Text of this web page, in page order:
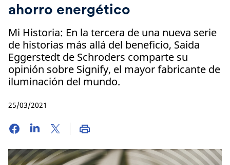
ahorro energético
Mi Historia: En la tercera de una nueva serie
de historias más allá del beneficio, Saida
Eggerstedt de Schroders comparte su
opinión sobre Signify, el mayor fabricante de
iluminación del mundo.
25/03/2021